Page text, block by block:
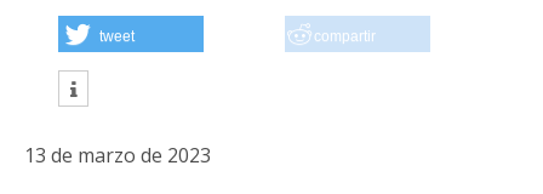
tweet compartir
13 de marzo de 2023